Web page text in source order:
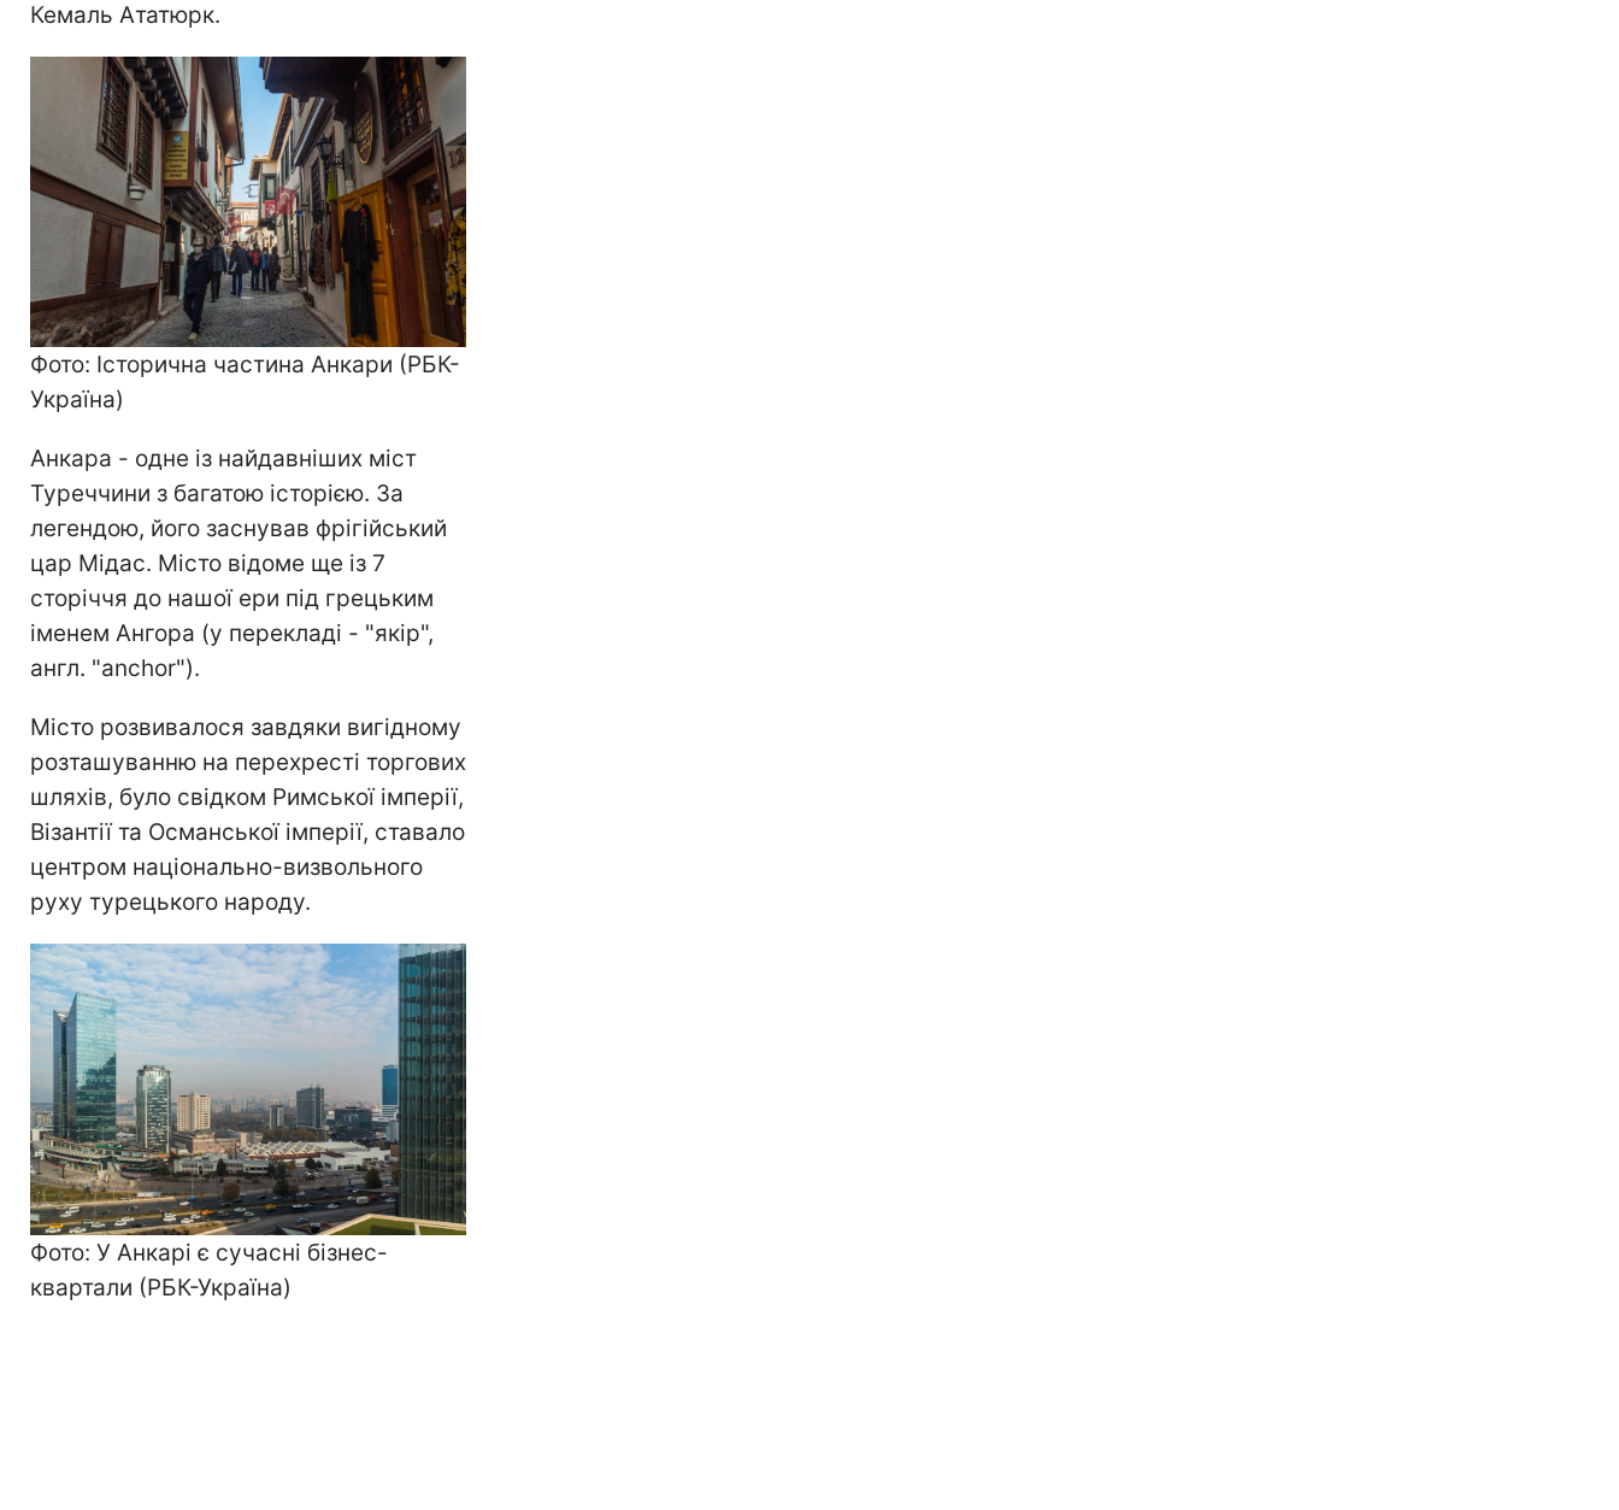
Кемаль Ататюрк.
Фото: Історична частина Анкари (РБК-
Україна)
Анкара - одне із найдавніших міст
Туреччини з багатою історією. За
легендою, його заснував фрігійський
цар Мідас. Місто відоме ще із 7
сторіччя до нашої ери під грецьким
іменем Ангора (у перекладі - "якір",
англ. "anchor").
Місто розвивалося завдяки вигідному
розташуванню на перехресті торгових
шляхів, було свідком Римської імперії,
Візантії та Османської імперії, ставало
центром національно-визвольного
руху турецького народу.
Фото: У Анкарі є сучасні бізнес-
квартали (РБК-Україна)